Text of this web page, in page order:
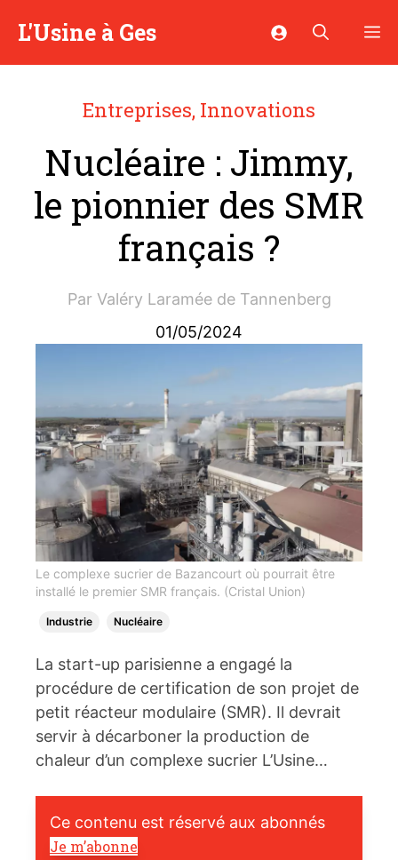
L'Usine à Ges
Entreprises, Innovations
Nucléaire : Jimmy,
le pionnier des SMR
français ?
Par Valéry Laramée de Tannenberg
01/05/2024
Le complexe sucrier de Bazancourt où pourrait être
installé le premier SMR français. (Cristal Union)
Industrie Nucléaire
La start-up parisienne a engagé la
procédure de certification de son projet de
petit réacteur modulaire (SMR). Il devrait
servir à décarboner la production de
chaleur d’un complexe sucrier L’Usine…
Ce contenu est réservé aux abonnés
Je m’abonne